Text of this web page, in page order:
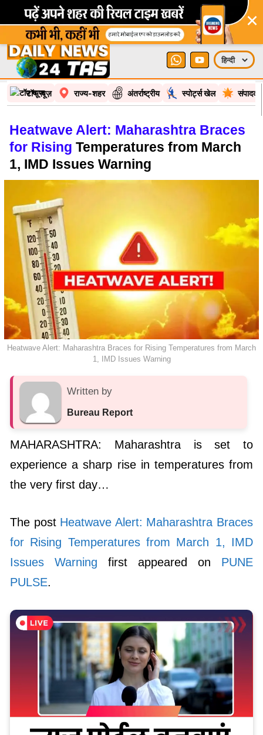
×
टॉप न्यूज़ राज्य-शहर अंतर्राष्ट्रीय स्पोर्ट्स खेल
Heatwave Alert: Maharashtra Braces
for Rising Temperatures from March
1, IMD Issues Warning
Heatwave Alert: Maharashtra Braces for Rising Temperatures from March
1, IMD Issues Warning
Written by
Bureau Report
MAHARASHTRA: Maharashtra is set to
experience a sharp rise in temperatures from
the very first day…
The post Heatwave Alert: Maharashtra Braces
for Rising Temperatures from March 1, IMD
Issues Warning first appeared on PUNE
PULSE.